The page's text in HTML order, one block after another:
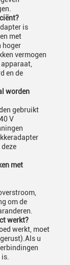
is
met
hoger
vermogen
en de
worden
gebruikt
V
met
om de
werkt?
werkt, moet
u